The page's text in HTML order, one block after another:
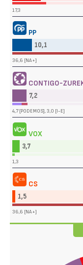
17,3
PP
10,1
36,6 [NA+]
CONTIGO-
7,2
4,7 [PODEMOS], 3,0 [I-E]
VOX
3,7
1,3
CS
1,5
36,6 [NA+]